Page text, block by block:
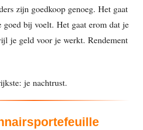
zijn goedkoop genoeg. Het gaat
bij voelt. Het gaat erom dat je
je geld voor je werkt. Rendement
je nachtrust.